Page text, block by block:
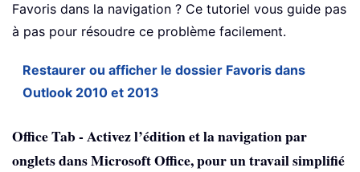
Favoris dans la navigation ? Ce tutoriel vous guide pas
à pas pour résoudre ce problème facilement.
Restaurer ou afficher le dossier Favoris dans
Outlook 2010 et 2013
Office Tab - Activez l’édition et la navigation par
onglets dans Microsoft Office, pour un travail simplifié